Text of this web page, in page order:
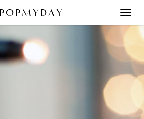
POPMYDAY